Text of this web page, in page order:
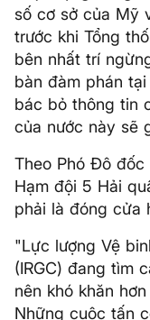
số cơ sở của Mỹ
trước khi Tổng
bên nhất trí
bàn đàm phán
bác bỏ thông tin
của nước này sẽ
Theo Phó Đô đốc
Hạm đội 5 Hải
phải là đóng cửa
"Lực lượng Vệ
(IRGC) đang tìm
nên khó khăn
Những cuộc tấn